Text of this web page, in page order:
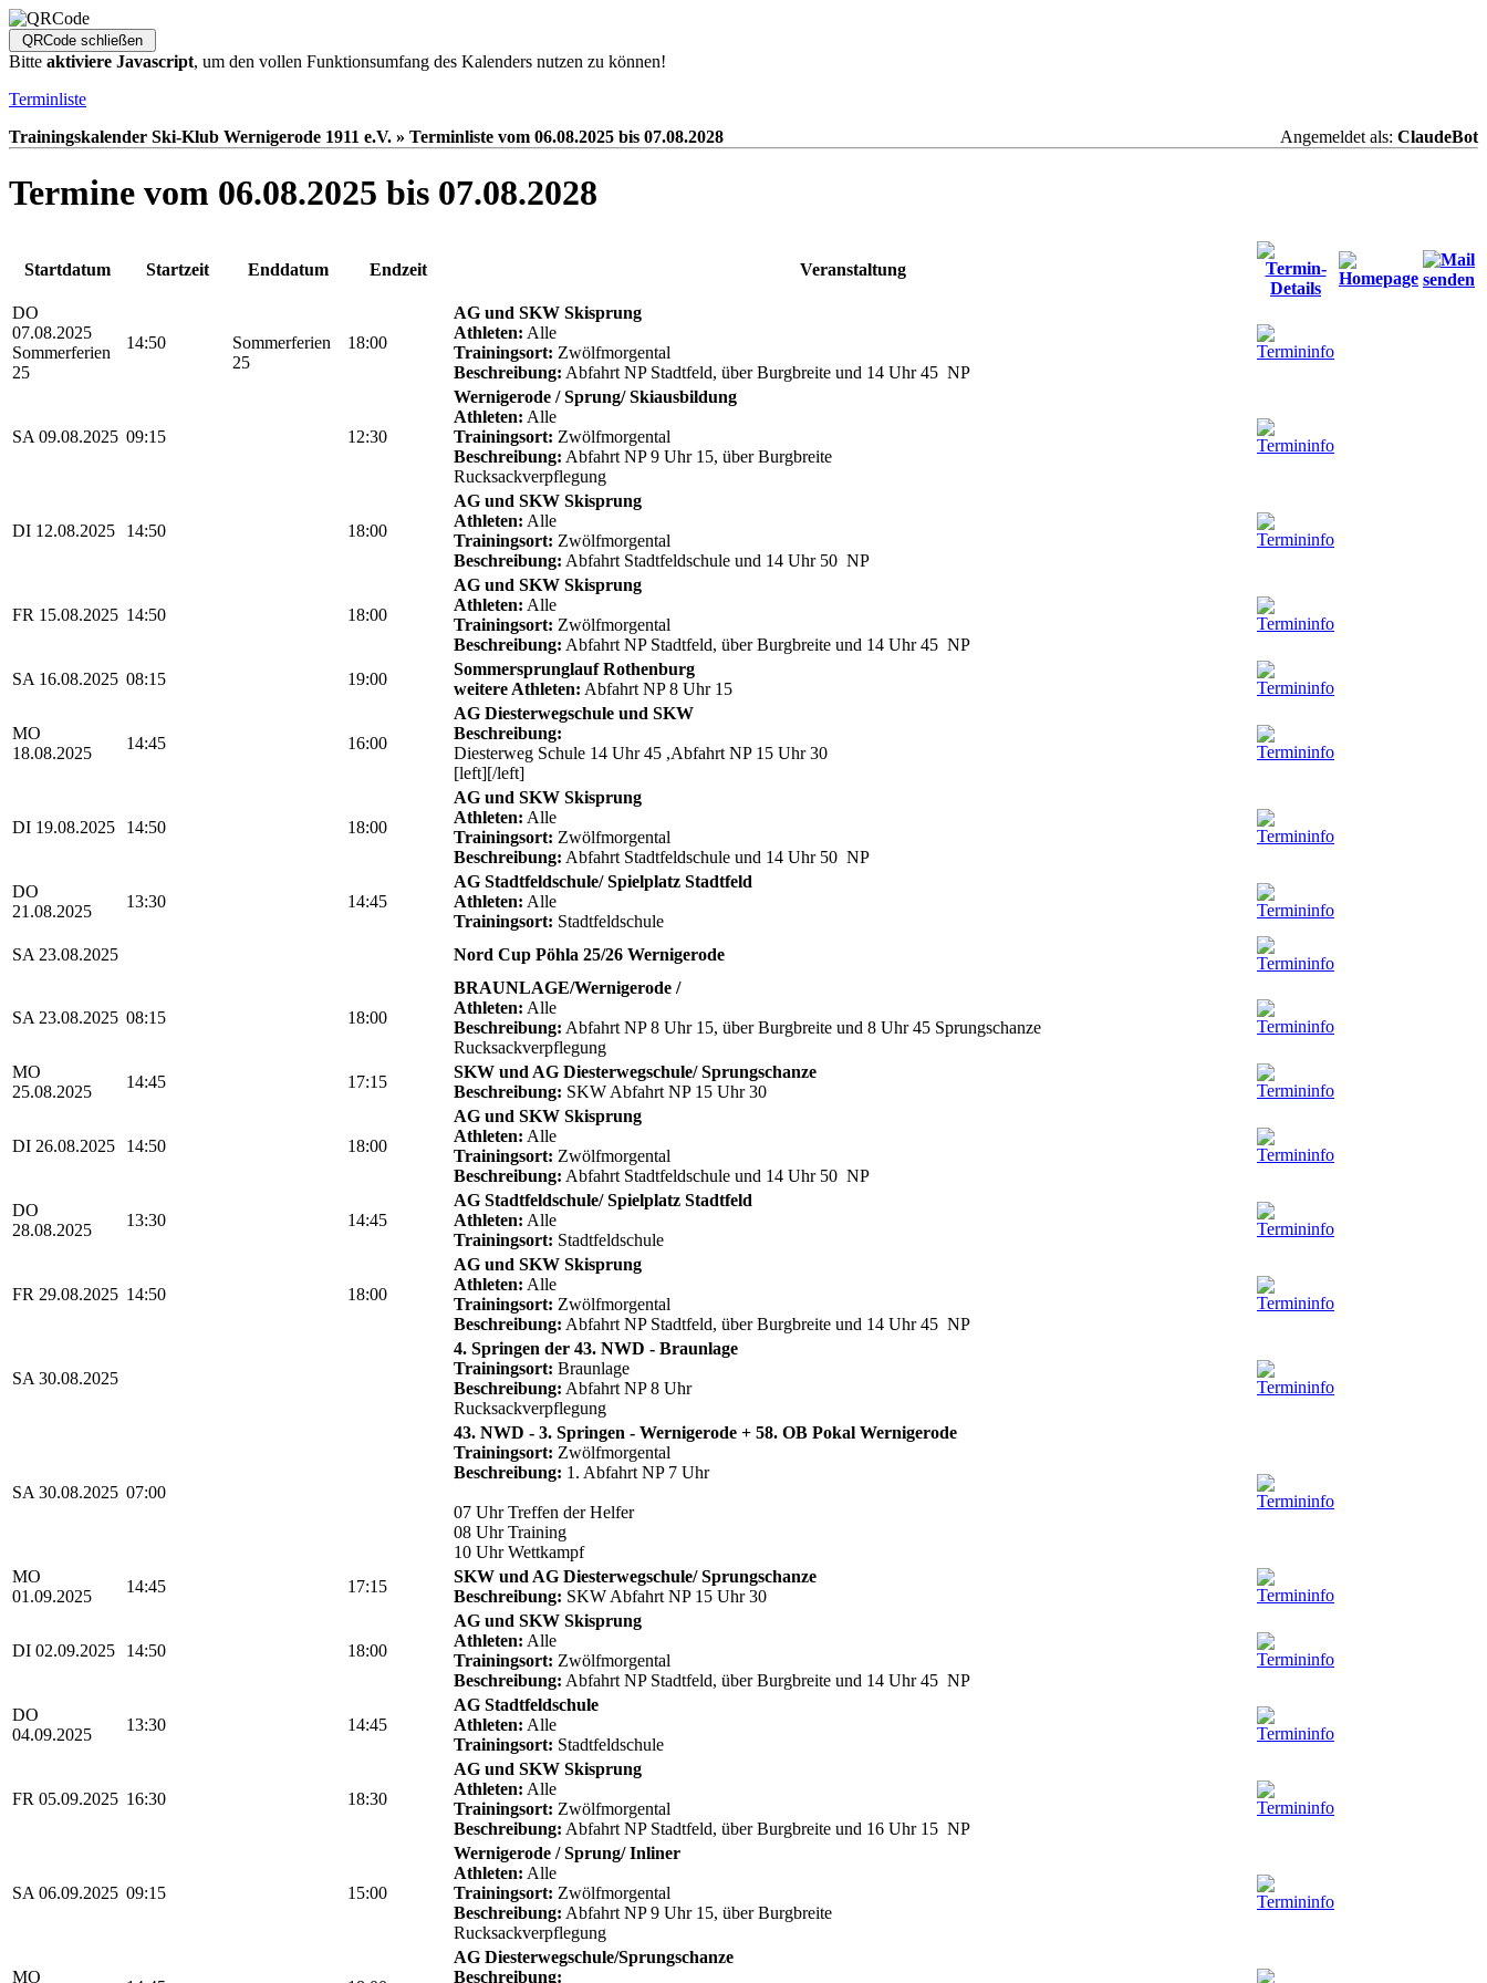
Bitte aktiviere Javascript, um den vollen Funktionsumfang des Kalenders nutzen zu können!
Terminliste
Trainingskalender Ski-Klub Wernigerode 1911 e.V. » Terminliste vom 06.08.2025 bis 07.08.2028
Angemeldet als: ClaudeBot
Termine vom 06.08.2025 bis 07.08.2028
Startdatum Startzeit Enddatum Endzeit Veranstaltung
DO
07.08.2025
Sommerferien
25
14:50
Sommerferien
25
18:00
AG und SKW Skisprung
Athleten: Alle
Trainingsort: Zwölfmorgental
Beschreibung: Abfahrt NP Stadtfeld, über Burgbreite und 14 Uhr 45 NP
SA 09.08.2025 09:15 12:30
Wernigerode / Sprung/ Skiausbildung
Athleten: Alle
Trainingsort: Zwölfmorgental
Beschreibung: Abfahrt NP 9 Uhr 15, über Burgbreite
Rucksackverpflegung
DI 12.08.2025 14:50 18:00
AG und SKW Skisprung
Athleten: Alle
Trainingsort: Zwölfmorgental
Beschreibung: Abfahrt Stadtfeldschule und 14 Uhr 50 NP
FR 15.08.2025 14:50 18:00
AG und SKW Skisprung
Athleten: Alle
Trainingsort: Zwölfmorgental
Beschreibung: Abfahrt NP Stadtfeld, über Burgbreite und 14 Uhr 45 NP
SA 16.08.2025 08:15 19:00
Sommersprunglauf Rothenburg
weitere Athleten: Abfahrt NP 8 Uhr 15
MO
18.08.2025
14:45 16:00
AG Diesterwegschule und SKW
Beschreibung:
Diesterweg Schule 14 Uhr 45 ,Abfahrt NP 15 Uhr 30
[left][/left]
DI 19.08.2025 14:50 18:00
AG und SKW Skisprung
Athleten: Alle
Trainingsort: Zwölfmorgental
Beschreibung: Abfahrt Stadtfeldschule und 14 Uhr 50 NP
DO
21.08.2025
13:30 14:45
AG Stadtfeldschule/ Spielplatz Stadtfeld
Athleten: Alle
Trainingsort: Stadtfeldschule
SA 23.08.2025
Nord Cup Pöhla 25/26 Wernigerode
SA 23.08.2025 08:15 18:00
BRAUNLAGE/Wernigerode /
Athleten: Alle
Beschreibung: Abfahrt NP 8 Uhr 15, über Burgbreite und 8 Uhr 45 Sprungschanze
Rucksackverpflegung
MO
25.08.2025
14:45 17:15
SKW und AG Diesterwegschule/ Sprungschanze
Beschreibung: SKW Abfahrt NP 15 Uhr 30
DI 26.08.2025 14:50 18:00
AG und SKW Skisprung
Athleten: Alle
Trainingsort: Zwölfmorgental
Beschreibung: Abfahrt Stadtfeldschule und 14 Uhr 50 NP
DO
28.08.2025
13:30 14:45
AG Stadtfeldschule/ Spielplatz Stadtfeld
Athleten: Alle
Trainingsort: Stadtfeldschule
FR 29.08.2025 14:50 18:00
AG und SKW Skisprung
Athleten: Alle
Trainingsort: Zwölfmorgental
Beschreibung: Abfahrt NP Stadtfeld, über Burgbreite und 14 Uhr 45 NP
SA 30.08.2025
4. Springen der 43. NWD - Braunlage
Trainingsort: Braunlage
Beschreibung: Abfahrt NP 8 Uhr
Rucksackverpflegung
SA 30.08.2025 07:00
43. NWD - 3. Springen - Wernigerode + 58. OB Pokal Wernigerode
Trainingsort: Zwölfmorgental
Beschreibung: 1. Abfahrt NP 7 Uhr
07 Uhr Treffen der Helfer
08 Uhr Training
10 Uhr Wettkampf
MO
01.09.2025
14:45 17:15
SKW und AG Diesterwegschule/ Sprungschanze
Beschreibung: SKW Abfahrt NP 15 Uhr 30
DI 02.09.2025 14:50 18:00
AG und SKW Skisprung
Athleten: Alle
Trainingsort: Zwölfmorgental
Beschreibung: Abfahrt NP Stadtfeld, über Burgbreite und 14 Uhr 45 NP
DO
04.09.2025
13:30 14:45
AG Stadtfeldschule
Athleten: Alle
Trainingsort: Stadtfeldschule
FR 05.09.2025 16:30 18:30
AG und SKW Skisprung
Athleten: Alle
Trainingsort: Zwölfmorgental
Beschreibung: Abfahrt NP Stadtfeld, über Burgbreite und 16 Uhr 15 NP
SA 06.09.2025 09:15 15:00
Wernigerode / Sprung/ Inliner
Athleten: Alle
Trainingsort: Zwölfmorgental
Beschreibung: Abfahrt NP 9 Uhr 15, über Burgbreite
Rucksackverpflegung
MO
AG Diesterwegschule/Sprungschanze
Beschreibung: